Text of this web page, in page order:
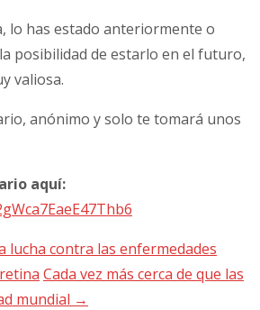
lo has estado anteriormente o
posibilidad de estarlo en el futuro,
valiosa.
anónimo y solo te tomará unos
aquí:
lucha contra las enfermedades
Cada vez más cerca de que las
mundial →